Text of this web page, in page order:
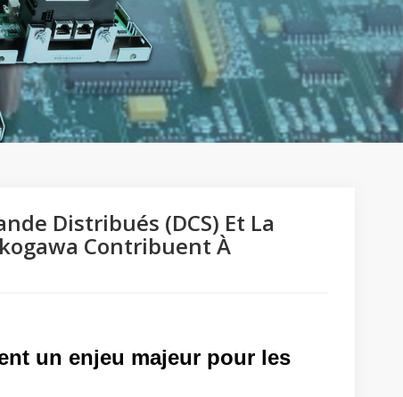
Distribués (DCS) Et La
Contribuent À
un enjeu majeur pour les